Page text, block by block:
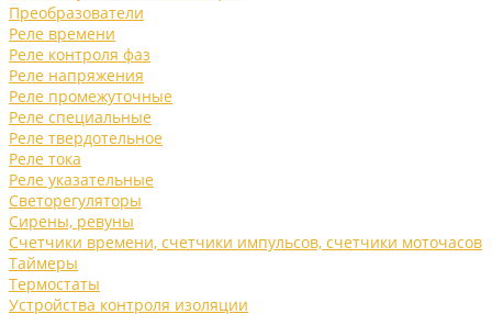
Преобразователи
Реле времени
Реле контроля фаз
Реле напряжения
Реле промежуточные
Реле специальные
Реле твердотельное
Реле тока
Реле указательные
Светорегуляторы
Сирены, ревуны
Счетчики времени, счетчики импульсов, счетчики моточасов
Таймеры
Термостаты
Устройства контроля изоляции